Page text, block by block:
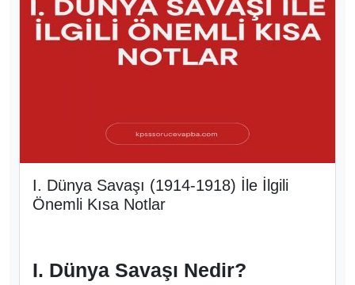
I. Dünya Savaşı (1914-1918) İle İlgili
Önemli Kısa Notlar
I. Dünya Savaşı Nedir?